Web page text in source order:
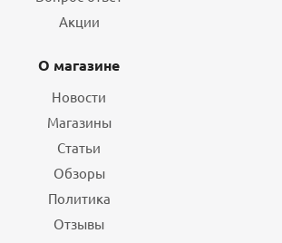
Акции
О магазине
Новости
Магазины
Статьи
Обзоры
Политика
Отзывы